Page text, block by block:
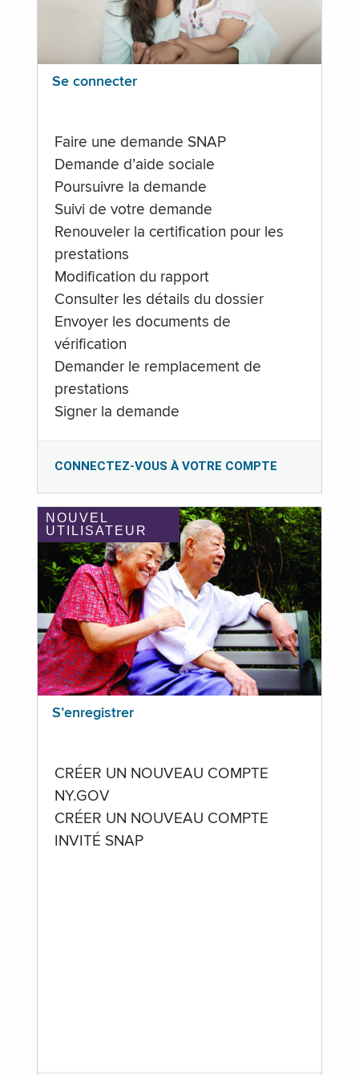
Se connecter
Faire une demande SNAP
Demande d’aide sociale
Poursuivre la demande
Suivi de votre demande
Renouveler la certification pour les
prestations
Modification du rapport
Consulter les détails du dossier
Envoyer les documents de
vérification
Demander le remplacement de
prestations
Signer la demande
CONNECTEZ-VOUS À VOTRE COMPTE
NOUVEL
UTILISATEUR
S’enregistrer
CRÉER UN NOUVEAU COMPTE
NY.GOV
CRÉER UN NOUVEAU COMPTE
INVITÉ SNAP